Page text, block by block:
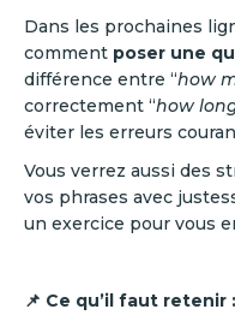
Dans les prochaines
comment poser une
différence entre “how
correctement “how
éviter les erreurs
Vous verrez aussi des
vos phrases avec
un exercice pour vous
📌 Ce qu’il faut retenir :